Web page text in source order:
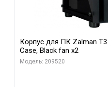
Корпус для ПК Zalman T3
Case, Black fan x2
Модель: 209520